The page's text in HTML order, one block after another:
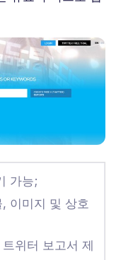
가능;
이미지 및 상호
위터 보고서 제